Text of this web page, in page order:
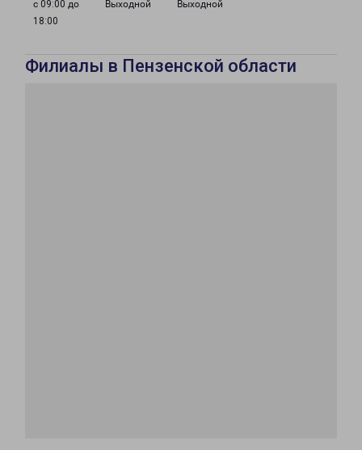
с 09:00 до
18:00
Выходной Выходной
Филиалы в Пензенской области